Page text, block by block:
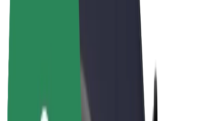
Ingresos de conductor/a